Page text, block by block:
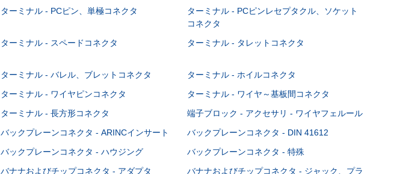
ターミナル - PCピン、単極コネクタ
ターミナル - PCピンレセプタクル、ソケット
コネクタ
ターミナル - スペードコネクタ ターミナル - タレットコネクタ
ターミナル - バレル、ブレットコネクタ
ターミナル - ホイルコネクタ
ターミナル - ワイヤピンコネクタ
ターミナル - ワイヤ～基板間コネクタ
ターミナル - 長方形コネクタ
端子ブロック - アクセサリ - ワイヤフェルール
バックプレーンコネクタ - ARINCインサート
バックプレーンコネクタ - DIN 41612
バックプレーンコネクタ - ハウジング
バックプレーンコネクタ - 特殊
バナナおよびチップコネクタ - アダプタ
バナナおよびチップコネクタ - ジャック、プラ